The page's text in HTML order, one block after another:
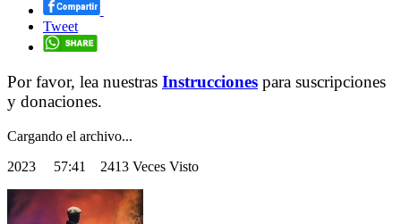
Tweet
Por favor, lea nuestras Instrucciones para suscripciones
y donaciones.
Cargando el archivo...
2023 57:41 2413 Veces Visto